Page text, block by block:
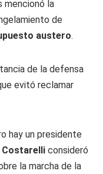
mencionó la
de
austero.
de la defensa
evitó reclamar
hay un presidente
Costarelli consideró
la marcha de la